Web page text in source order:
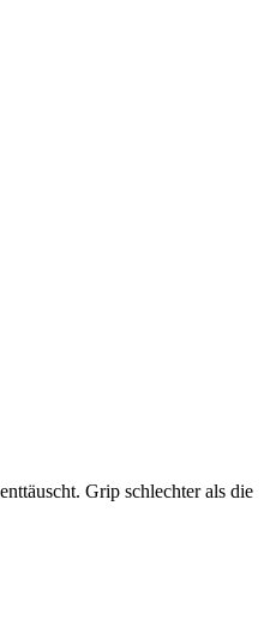
Grip schlechter als die